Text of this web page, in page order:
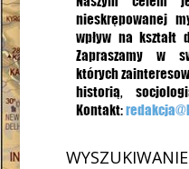
WYSZUKIWANIE